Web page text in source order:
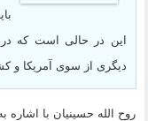
این در حالی است که
دیگری از سوی آمریکا و
روح الله حسینیان با اشاره